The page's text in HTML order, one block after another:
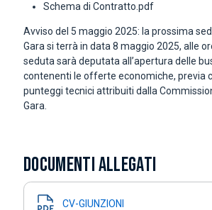
Schema di Contratto.pdf
Avviso del 5 maggio 2025: la prossima
Gara si terrà in data 8 maggio 2025, alle
seduta sarà deputata all’apertura delle
contenenti le offerte economiche, previa
punteggi tecnici attribuiti dalla
Gara.
DOCUMENTI ALLEGATI
CV-GIUNZIONI